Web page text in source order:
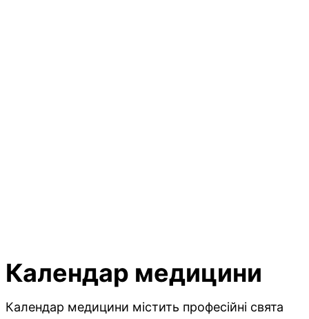
Календар медицини
Календар медицини містить професійні свята